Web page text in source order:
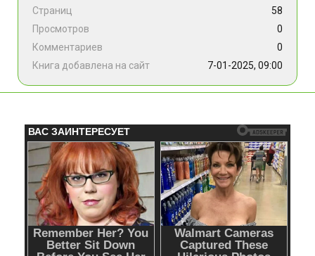
Страниц
58
Просмотров
0
Комментариев
0
Книга добавлена на сайт
7-01-2025, 09:00